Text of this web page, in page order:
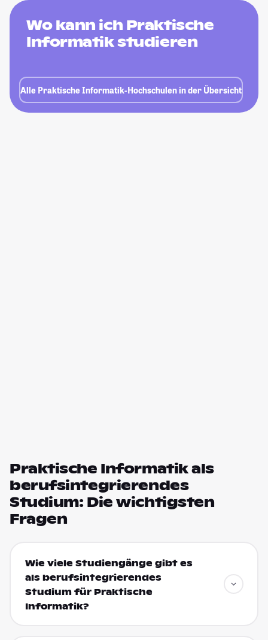
Wo kann ich Praktische
Informatik studieren
Alle Praktische Informatik-Hochschulen in der Übersicht
Praktische Informatik als
berufsintegrierendes
Studium: Die wichtigsten
Fragen
Wie viele Studiengänge gibt es
als berufsintegrierendes
Studium für Praktische
Informatik?